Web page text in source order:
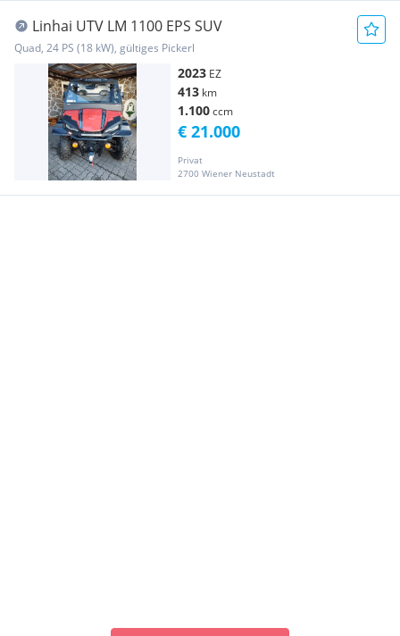
Linhai UTV LM 1100 EPS SUV
Quad, 24 PS (18 kW), gültiges Pickerl
2023 EZ
413 km
1.100ccm
Privat
2700 Wiener Neustadt
€ 21.000